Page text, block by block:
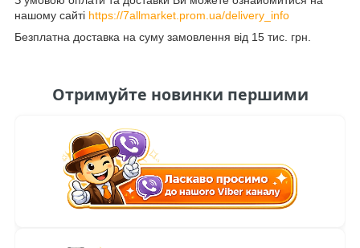
нашому сайті https://7allmarket.prom.ua/delivery_info
Безплатна доставка на суму замовлення від 15 тис. грн.
Отримуйте новинки першими